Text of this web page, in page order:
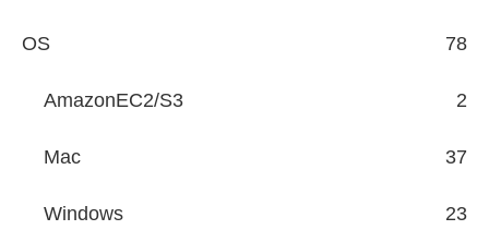
OS 78
AmazonEC2/S3 2
Mac 37
Windows 23